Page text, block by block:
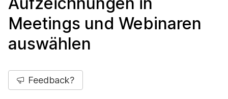
Meetings und Webinaren
auswählen
Feedback?